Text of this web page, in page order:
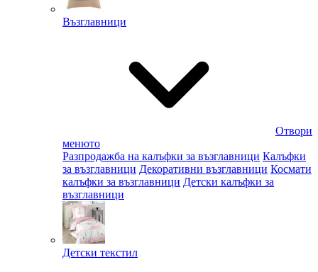
Възглавници
Отвори
менюто
Разпродажба на калъфки за възглавници Калъфки
за възглавници Декоративни възглавници Космати
калъфки за възглавници Детски калъфки за
възглавници
Детски текстил